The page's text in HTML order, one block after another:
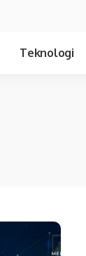
Teknologi